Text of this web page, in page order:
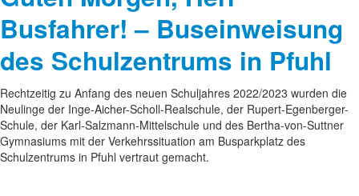
Busfahrer! – Buseinweisung
des Schulzentrums in Pfuhl
Rechtzeitig zu Anfang des neuen Schuljahres 2022/2023 wurden die
Neulinge der Inge-Aicher-Scholl-Realschule, der Rupert-Egenberger-
Schule, der Karl-Salzmann-Mittelschule und des Bertha-von-Suttner
Gymnasiums mit der Verkehrssituation am Busparkplatz des
Schulzentrums in Pfuhl vertraut gemacht.